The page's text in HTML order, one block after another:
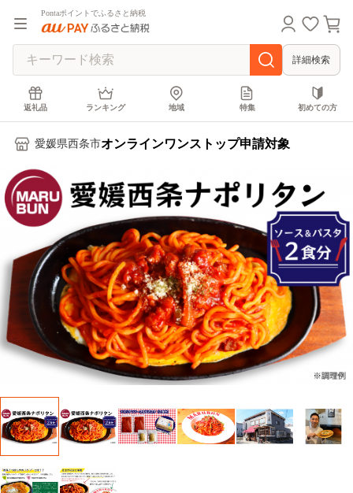
Pontaポイントでふるさと納税
詳細検索
返礼品 ランキング 地域 特集 初めての方
愛媛県西条市オンラインワンストップ申請対象